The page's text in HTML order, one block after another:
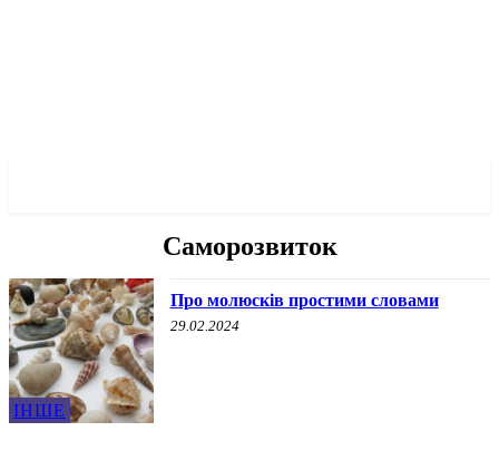
Саморозвиток
ІНШЕ
Про молюсків простими словами
29.02.2024